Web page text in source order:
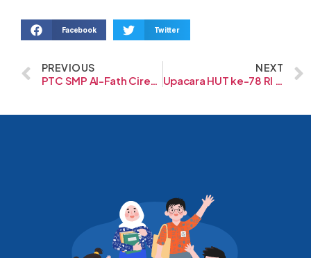
Facebook Twitter
PREVIOUS
PTC SMP Al-Fath Cirendeu
NEXT
Upacara HUT ke-78 RI SD-SMP Al-Fath BSD